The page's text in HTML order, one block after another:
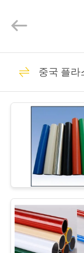
제
리
에
관
2026
Technology
Reserved.
금속
금속
중국 플라